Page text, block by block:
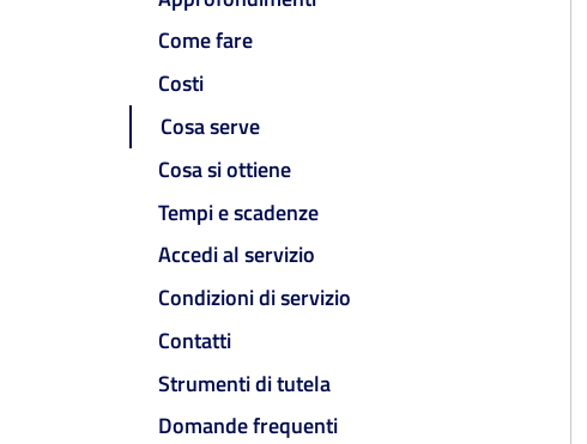
Come fare
Costi
Cosa serve
Cosa si ottiene
Tempi e scadenze
Accedi al servizio
Condizioni di servizio
Contatti
Strumenti di tutela
Domande frequenti